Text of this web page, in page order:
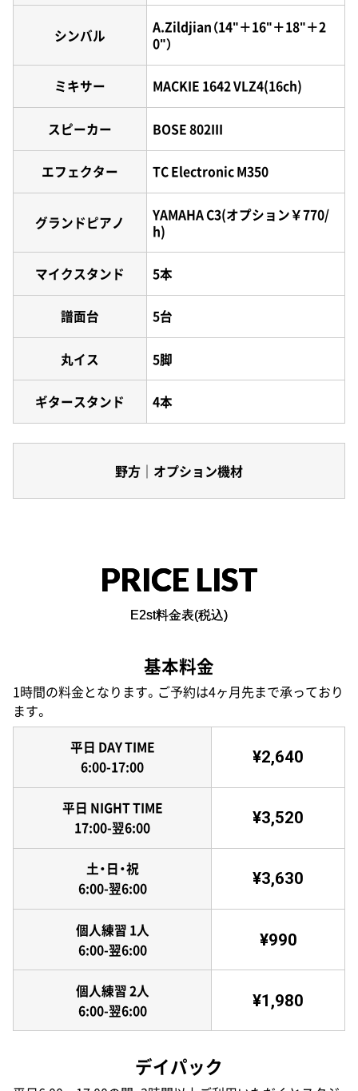
シンバル
A.Zildjian（14"＋16"＋18"＋2
0"）
ミキサー MACKIE 1642 VLZ4(16ch)
スピーカー BOSE 802III
エフェクター TC Electronic M350
グランドピアノ
YAMAHA C3(オプション￥770/
h)
マイクスタンド 5本
譜面台 5台
丸イス 5脚
ギタースタンド 4本
野方｜オプション機材
PRICE LIST
E2st料金表(税込)
基本料金
1時間の料金となります。ご予約は4ヶ月先まで承っており
ます。
平日 DAY TIME
6:00-17:00
¥2,640
平日 NIGHT TIME
17:00-翌6:00
¥3,520
土・日・祝
6:00-翌6:00
¥3,630
個人練習 1人
6:00-翌6:00
¥990
個人練習 2人
6:00-翌6:00
¥1,980
デイパック